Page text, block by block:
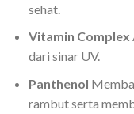
sehat.
Vitamin Complex
dari sinar UV.
Panthenol
rambut serta